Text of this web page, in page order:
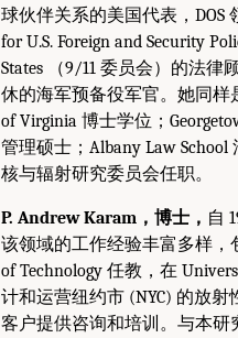
球伙伴关系的美国代表，DOS
for U.S. Foreign and Security
States （9/11 委员会）的法律
休的海军预备役军官。她同
of Virginia 博士学位；
管理硕士；Albany Law School
核与辐射研究委员会任职。
P. Andrew Karam，博士， 自
该领域的工作经验丰富多样，
of Technology 任教，在
计和运营纽约市 (NYC) 的放
客户提供咨询和培训。与本研